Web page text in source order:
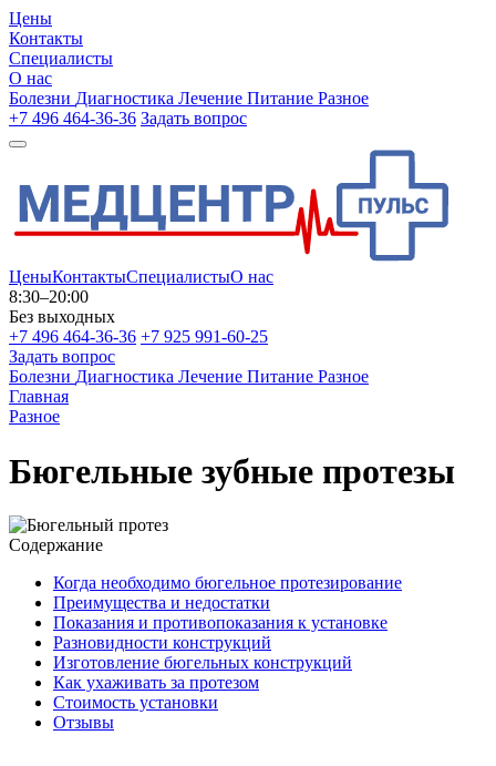
Цены
Контакты
Специалисты
О нас
Болезни Диагностика Лечение Питание Разное
+7 496 464-36-36 Задать вопрос
ЦеныКонтактыСпециалистыО нас
8:30–20:00
Без выходных
+7 496 464-36-36 +7 925 991-60-25
Задать вопрос
Болезни Диагностика Лечение Питание Разное
Главная
Разное
Бюгельные зубные протезы
Содержание
Когда необходимо бюгельное протезирование
Преимущества и недостатки
Показания и противопоказания к установке
Разновидности конструкций
Изготовление бюгельных конструкций
Как ухаживать за протезом
Стоимость установки
Отзывы